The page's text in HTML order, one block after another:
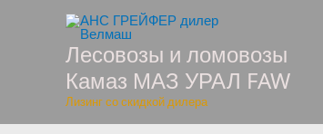
содержимомуЛесовозы и ломовозы
Камаз МАЗ УРАЛ FAW
Лизинг со скидкой дилера